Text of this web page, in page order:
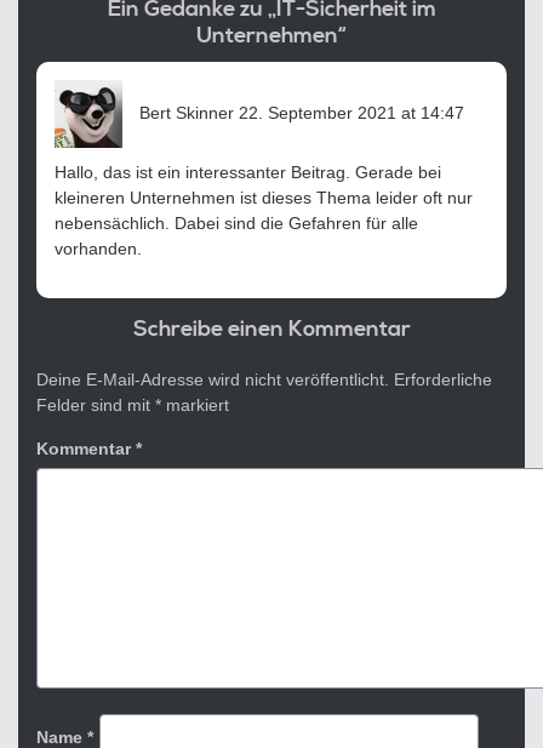
Ein Gedanke zu „IT-Sicherheit im
Unternehmen“
Bert Skinner 22. September 2021 at 14:47
Hallo, das ist ein interessanter Beitrag. Gerade bei
kleineren Unternehmen ist dieses Thema leider oft nur
nebensächlich. Dabei sind die Gefahren für alle
vorhanden.
Schreibe einen Kommentar
Deine E-Mail-Adresse wird nicht veröffentlicht. Erforderliche
Felder sind mit * markiert
Kommentar*
Name *